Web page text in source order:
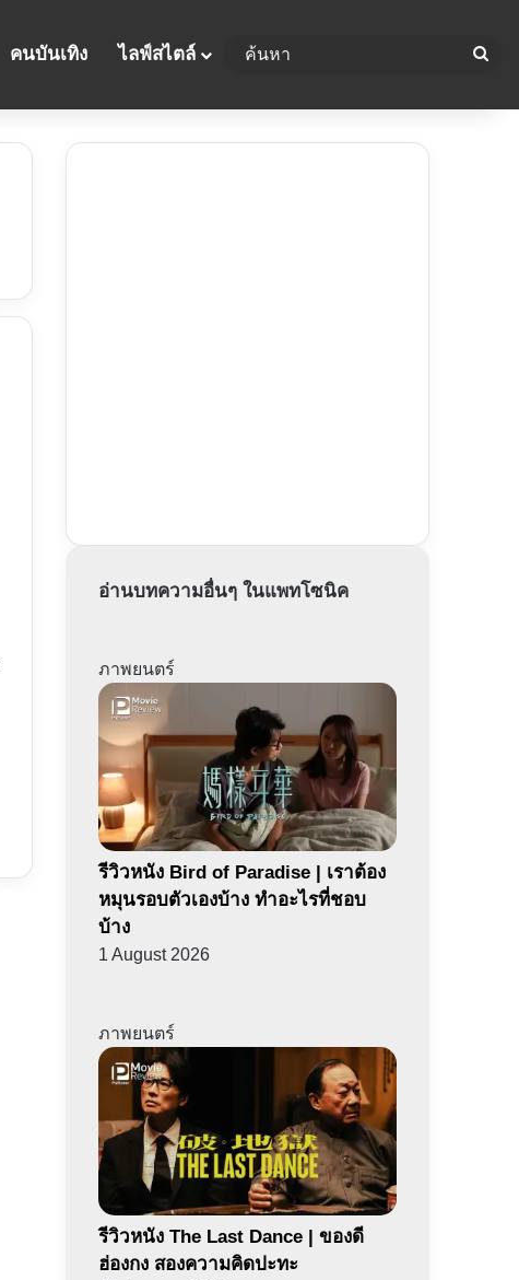
คนบันเทิง ไลฟ์สไตล์
อ่านบทความอื่นๆ ในแพทโซนิค
ภาพยนตร์
รีวิวหนัง Bird of Paradise | เราต้อง
หมุนรอบตัวเองบ้าง ทำอะไรที่ชอบ
บ้าง
1 August 2026
ภาพยนตร์
รีวิวหนัง The Last Dance | ของดี
ฮ่องกง สองความคิดปะทะ